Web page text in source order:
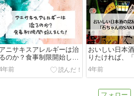
アニサキスアレルギーは治
るのか？食事制限開始しま
した！
年前
おいしい日本
りたければ、
SAKE旅」を
4年前